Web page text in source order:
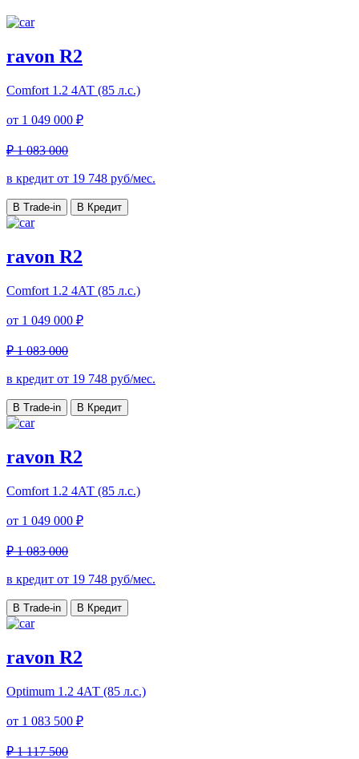
ravon R2
Comfort 1.2 4АТ (85 л.с.)
от 1 049 000 ₽
₽ 1 083 000
в кредит от 19 748 руб/мес.
В Trade-in В Кредит
ravon R2
Comfort 1.2 4АТ (85 л.с.)
от 1 049 000 ₽
₽ 1 083 000
в кредит от 19 748 руб/мес.
В Trade-in В Кредит
ravon R2
Comfort 1.2 4АТ (85 л.с.)
от 1 049 000 ₽
₽ 1 083 000
в кредит от 19 748 руб/мес.
В Trade-in В Кредит
ravon R2
Optimum 1.2 4АТ (85 л.с.)
от 1 083 500 ₽
₽ 1 117 500